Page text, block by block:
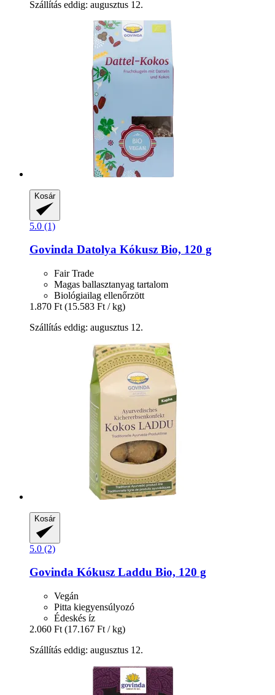
Szállítás eddig: augusztus 12.
Kosár
5.0 (1)
Govinda Datolya Kókusz Bio, 120 g
Fair Trade
Magas ballasztanyag tartalom
Biológiailag ellenőrzött
1.870 Ft (15.583 Ft / kg)
Szállítás eddig: augusztus 12.
Kosár
5.0 (2)
Govinda Kókusz Laddu Bio, 120 g
Vegán
Pitta kiegyensúlyozó
Édeskés íz
2.060 Ft (17.167 Ft / kg)
Szállítás eddig: augusztus 12.